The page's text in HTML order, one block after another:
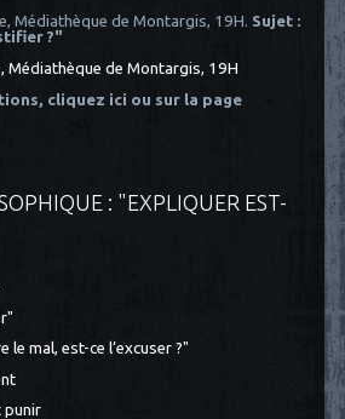
Médiathèque de Montargis, 19H. Sujet :
?"
Médiathèque de Montargis, 19H
cliquez ici ou sur la page
: "EXPLIQUER EST-
le mal, est-ce l’excuser ?"
punir